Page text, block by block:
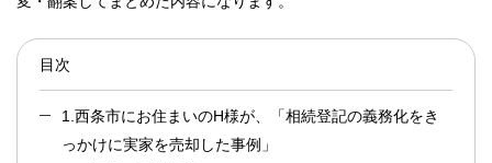
目次
1.西条市にお住まいのH様が、「相続登記の義務化をき
っかけに実家を売却した事例」